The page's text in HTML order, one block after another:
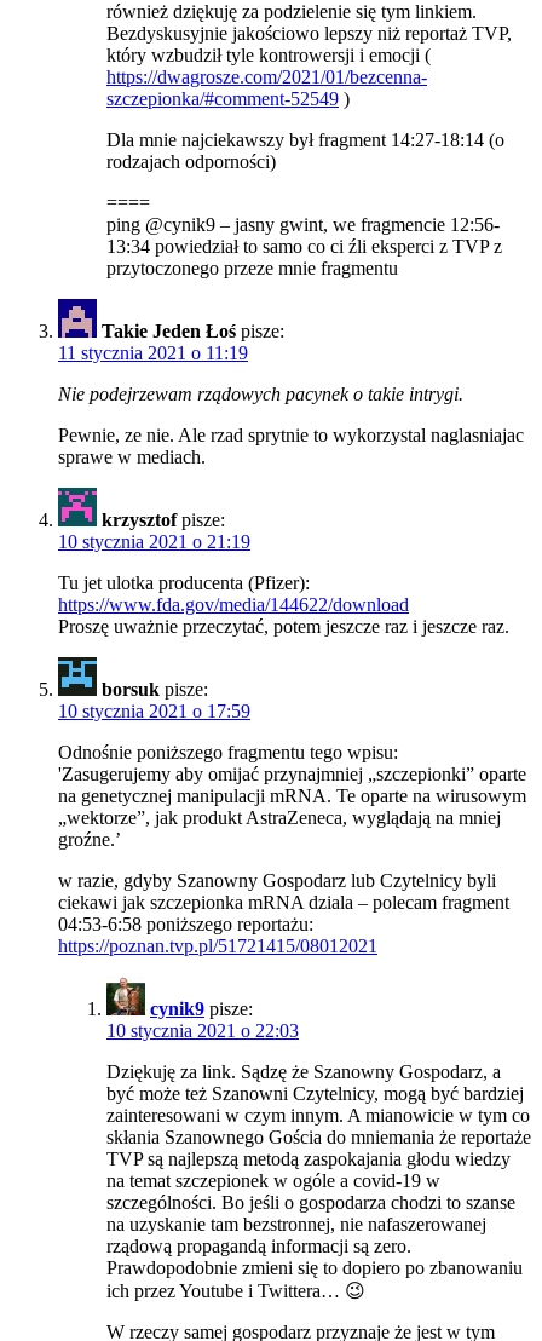
również dziękuję za podzielenie się tym linkiem.
Bezdyskusyjnie jakościowo lepszy niż reportaż TVP,
który wzbudził tyle kontrowersji i emocji (
https://dwagrosze.com/2021/01/bezcenna-
szczepionka/#comment-52549 )
Dla mnie najciekawszy był fragment 14:27-18:14 (o
rodzajach odporności)
====
ping @cynik9 – jasny gwint, we fragmencie 12:56-
13:34 powiedział to samo co ci źli eksperci z TVP z
przytoczonego przeze mnie fragmentu
Takie Jeden Łoś pisze:
11 stycznia 2021 o 11:19
Nie podejrzewam rządowych pacynek o takie intrygi.
Pewnie, ze nie. Ale rzad sprytnie to wykorzystal naglasniajac
sprawe w mediach.
krzysztof pisze:
10 stycznia 2021 o 21:19
Tu jet ulotka producenta (Pfizer):
https://www.fda.gov/media/144622/download
Proszę uważnie przeczytać, potem jeszcze raz i jeszcze raz.
borsuk pisze:
10 stycznia 2021 o 17:59
Odnośnie poniższego fragmentu tego wpisu:
'Zasugerujemy aby omijać przynajmniej „szczepionki” oparte
na genetycznej manipulacji mRNA. Te oparte na wirusowym
„wektorze”, jak produkt AstraZeneca, wyglądają na mniej
groźne.’
w razie, gdyby Szanowny Gospodarz lub Czytelnicy byli
ciekawi jak szczepionka mRNA dziala – polecam fragment
04:53-6:58 poniższego reportażu:
https://poznan.tvp.pl/51721415/08012021
cynik9 pisze:
10 stycznia 2021 o 22:03
Dziękuję za link. Sądzę że Szanowny Gospodarz, a
być może też Szanowni Czytelnicy, mogą być bardziej
zainteresowani w czym innym. A mianowicie w tym co
skłania Szanownego Gościa do mniemania że reportaże
TVP są najlepszą metodą zaspokajania głodu wiedzy
na temat szczepionek w ogóle a covid-19 w
szczególności. Bo jeśli o gospodarza chodzi to szanse
na uzyskanie tam bezstronnej, nie nafaszerowanej
rządową propagandą informacji są zero.
Prawdopodobnie zmieni się to dopiero po zbanowaniu
ich przez Youtube i Twittera… 😉
W rzeczy samej gospodarz przyznaje że jest w tym